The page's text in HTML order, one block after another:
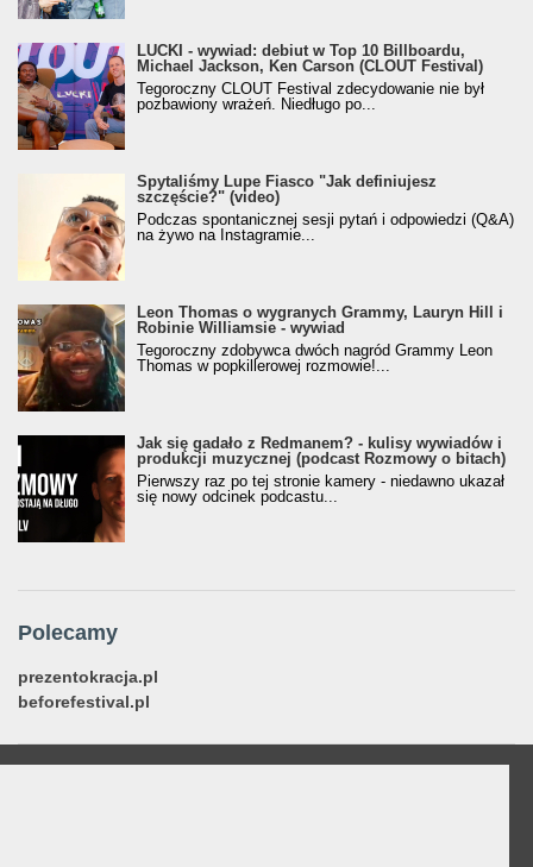
LUCKI - wywiad: debiut w Top 10 Billboardu,
Michael Jackson, Ken Carson (CLOUT Festival)
Tegoroczny CLOUT Festival zdecydowanie nie był
pozbawiony wrażeń. Niedługo po...
Spytaliśmy Lupe Fiasco "Jak definiujesz
szczęście?" (video)
Podczas spontanicznej sesji pytań i odpowiedzi (Q&A)
na żywo na Instagramie...
Leon Thomas o wygranych Grammy, Lauryn Hill i
Robinie Williamsie - wywiad
Tegoroczny zdobywca dwóch nagród Grammy Leon
Thomas w popkillerowej rozmowie!...
Jak się gadało z Redmanem? - kulisy wywiadów i
produkcji muzycznej (podcast Rozmowy o bitach)
Pierwszy raz po tej stronie kamery - niedawno ukazał
się nowy odcinek podcastu...
Polecamy
prezentokracja.pl
beforefestival.pl